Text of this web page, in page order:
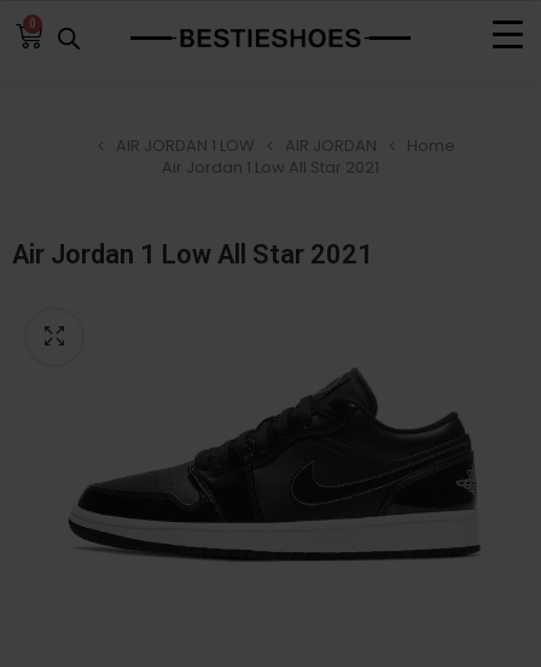
0
Home
AIR JORDAN
AIR JORDAN 1 LOW
Air Jordan 1 Low All Star 2021
Air Jordan 1 Low All Star 2021